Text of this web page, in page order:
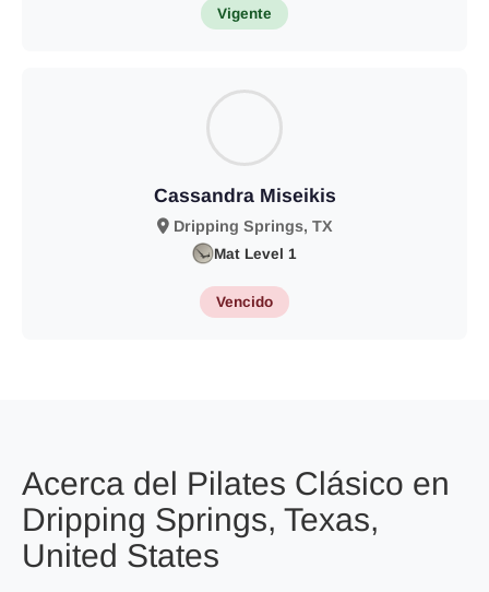
Vigente
Cassandra Miseikis
Dripping Springs, TX
Mat Level 1
Vencido
Acerca del Pilates Clásico en
Dripping Springs, Texas,
United States